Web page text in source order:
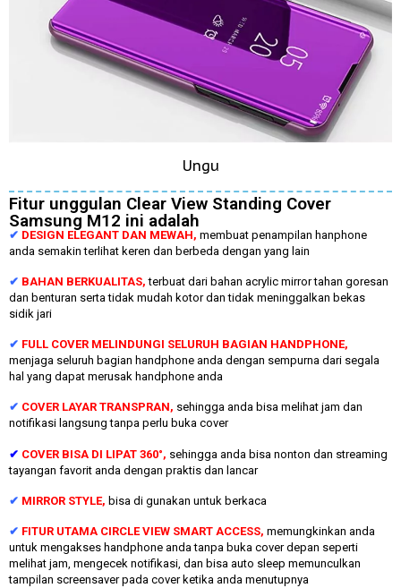
Ungu
Fitur unggulan Clear View Standing Cover
Samsung M12 ini adalah
✔ DESIGN ELEGANT DAN MEWAH, membuat penampilan hanphone
anda semakin terlihat keren dan berbeda dengan yang lain
✔ BAHAN BERKUALITAS,terbuat dari bahan acrylic mirror tahan goresan
dan benturan serta tidak mudah kotor dan tidak meninggalkan bekas
sidik jari
✔ FULL COVER MELINDUNGI SELURUH BAGIAN HANDPHONE,
menjaga seluruh bagian handphone anda dengan sempurna dari segala
hal yang dapat merusak handphone anda
✔ COVER LAYAR TRANSPRAN, sehingga anda bisa melihat jam dan
notifikasi langsung tanpa perlu buka cover
✔ COVER BISA DI LIPAT 360°, sehingga anda bisa nonton dan streaming
tayangan favorit anda dengan praktis dan lancar
✔ MIRROR STYLE, bisa di gunakan untuk berkaca
✔ FITUR UTAMA CIRCLE VIEW SMART ACCESS, memungkinkan anda
untuk mengakses handphone anda tanpa buka cover depan seperti
melihat jam, mengecek notifikasi, dan bisa auto sleep memunculkan
tampilan screensaver pada cover ketika anda menutupnya